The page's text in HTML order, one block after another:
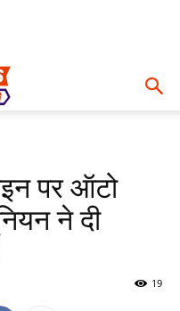
पर ऑटो
ने दी
19